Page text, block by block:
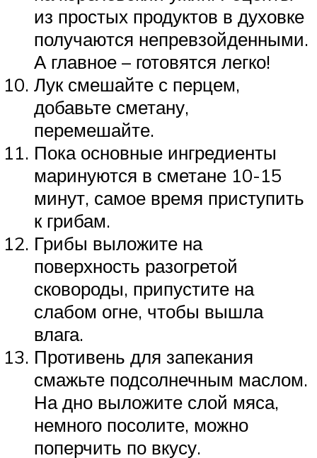
из простых продуктов в духовке
получаются непревзойденными.
А главное – готовятся легко!
Лук смешайте с перцем,
добавьте сметану,
перемешайте.
Пока основные ингредиенты
маринуются в сметане 10-15
минут, самое время приступить
к грибам.
Грибы выложите на
поверхность разогретой
сковороды, припустите на
слабом огне, чтобы вышла
влага.
Противень для запекания
смажьте подсолнечным маслом.
На дно выложите слой мяса,
немного посолите, можно
поперчить по вкусу.